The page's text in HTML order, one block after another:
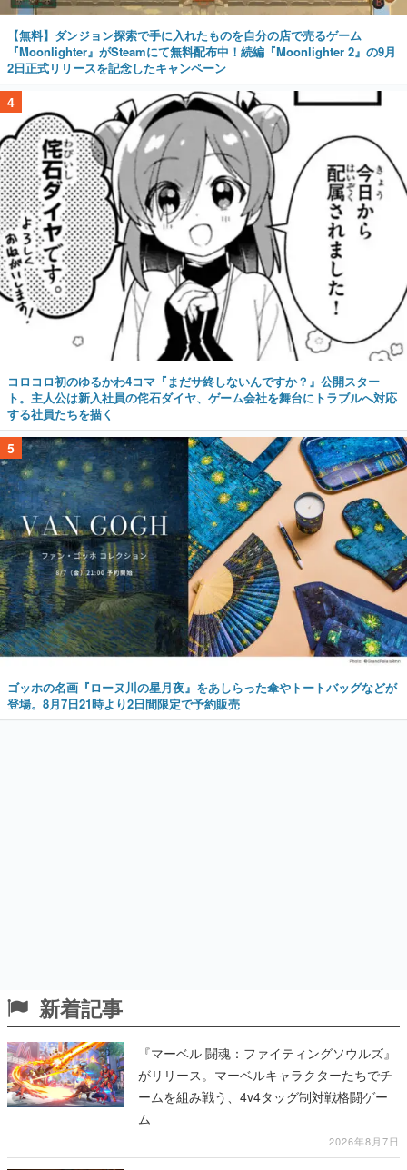
【無料】ダンジョン探索で手に入れたものを自分の店で売るゲーム
『Moonlighter』がSteamにて無料配布中！続編『Moonlighter 2』の9月
2日正式リリースを記念したキャンペーン
4
コロコロ初のゆるかわ4コマ『まだサ終しないんですか？』公開スター
ト。主人公は新入社員の侘石ダイヤ、ゲーム会社を舞台にトラブルへ対応
する社員たちを描く
5
ゴッホの名画『ローヌ川の星月夜』をあしらった傘やトートバッグなどが
登場。8月7日21時より2日間限定で予約販売
新着記事
『マーベル 闘魂：ファイティングソウルズ』
がリリース。マーベルキャラクターたちでチ
ームを組み戦う、4v4タッグ制対戦格闘ゲー
ム
2026年8月7日